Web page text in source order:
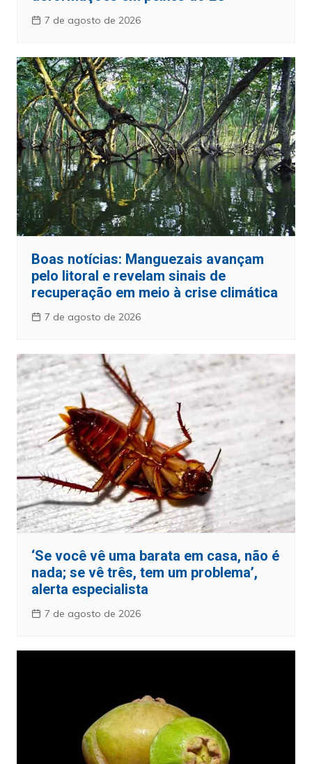
7 de agosto de 2026
Boas notícias: Manguezais avançam
pelo litoral e revelam sinais de
recuperação em meio à crise climática
7 de agosto de 2026
‘Se você vê uma barata em casa, não é
nada; se vê três, tem um problema’,
alerta especialista
7 de agosto de 2026